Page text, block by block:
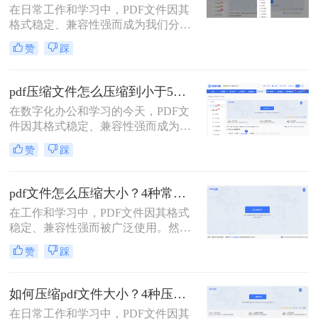
在日常工作和学习中，PDF文件因其
格式稳定、兼容性强而成为我们分享
文档、报告和资料的首选格式。然
而，随之而来的问题也显而易见：过
在通过邮件发送、即时通讯工具传输
或上传至云平台时受到限制，严重影
响效率。因此，pdf怎么压缩的小一
点，成为一项必备技能。
赞 踩
pdf压缩文件怎么压缩到小于5M？4种压缩方法终极指南！
在数字化办公和学习的今天，PDF文
件因其格式稳定、兼容性强而成为我
们日常传输文档的首选。然而，我们
常常会遇到一个令人头疼的问题：一
清图片、复杂图表或嵌入字体而体积
庞大，动辄几十兆甚至上百兆。无论
是通过电子邮件发送（通常有附件大
小限制）、上传至学习平台还是提交
至企业系统，文件大小限制（如常见
的5MB）往往是一道难以逾越的关
5M呢？
赞 踩
pdf文件怎么压缩大小？4种常用压缩方法详解！
在工作和学习中，PDF文件因其格式
稳定、兼容性强而被广泛使用。然
而，PDF文件体积过大常会导致存储
空间不足、传输速度慢等问题。那么
4种常用的PDF压缩方法，帮助您快速
减小文件大小。
赞 踩
如何压缩pdf文件大小？4种压缩方法详解！
在日常工作和学习中，PDF文件因其